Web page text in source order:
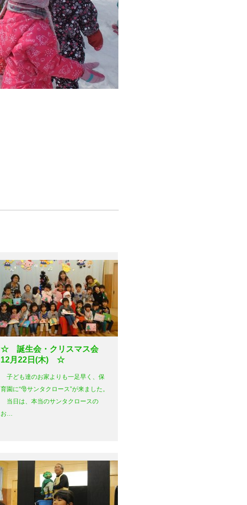
☆ 誕生会・クリスマス会
12月22日(木) ☆
子ども達のお家よりも一足早く、保
育園に“🎅サンタクロース”が来ました。
当日は、本当のサンタクロースの
お…